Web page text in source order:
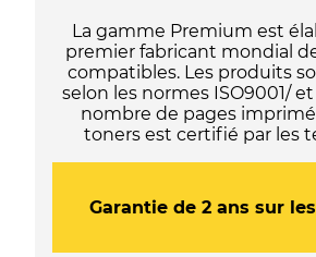
La gamme Premium est
premier fabricant mondial
compatibles. Les produits
selon les normes ISO9001/ et
nombre de pages
toners est certifié par les
Garantie de 2 ans sur